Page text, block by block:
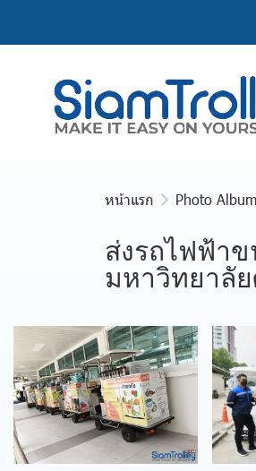
หน้าแรก Photo Album
ส่งรถไฟฟ้า
มหาวิทยาลั